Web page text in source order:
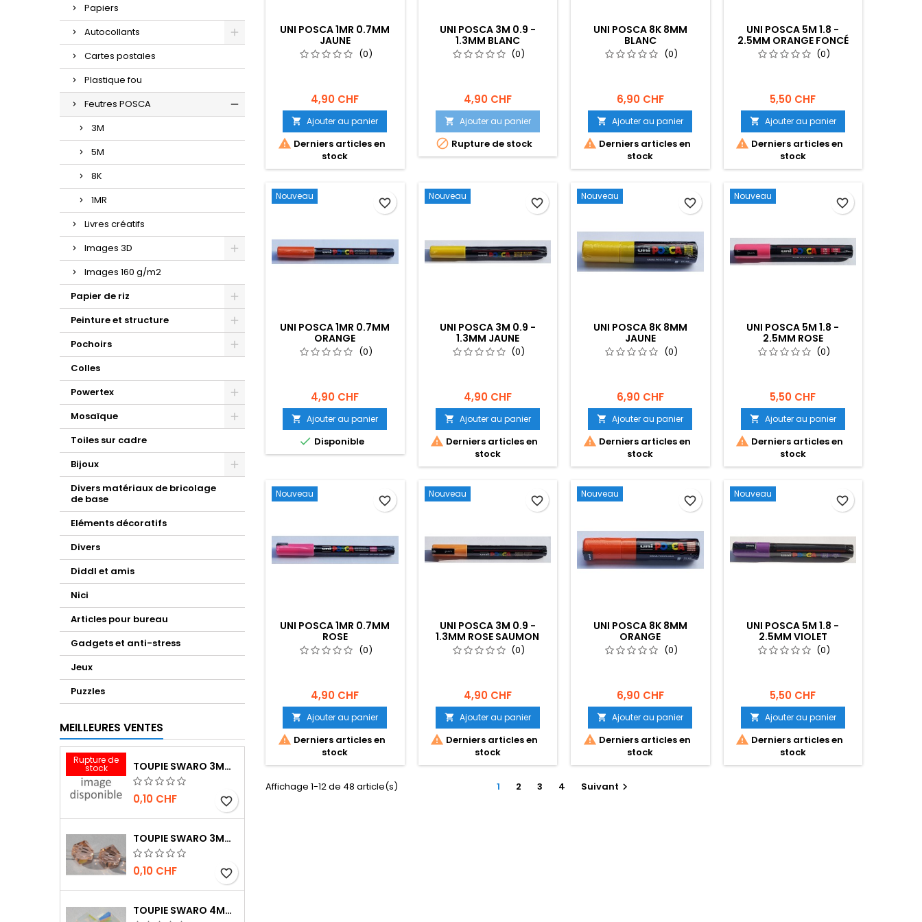
Papiers
Autocollants
Cartes postales
Plastique fou
Feutres POSCA
3M
5M
8K
1MR
Livres créatifs
Images 3D
Images 160 g/m2
Papier de riz
Peinture et structure
Pochoirs
Colles
Powertex
Mosaïque
Toiles sur cadre
Bijoux
Divers matériaux de bricolage
de base
Eléments décoratifs
Divers
Diddl et amis
Nici
Articles pour bureau
Gadgets et anti-stress
Jeux
Puzzles
MEILLEURES VENTES
Rupture de
stock TOUPIE SWARO 3MM INDIAN RED
0,10 CHF favorite_border
TOUPIE SWARO 3MM LIGHT PEACH
0,10 CHF favorite_border
TOUPIE SWARO 4MM WHITE OPAL AB
UNI POSCA 1MR 0.7MM
JAUNE
(0)
4,90 CHF
 Ajouter au panier
 Derniers articles en
stock
UNI POSCA 3M 0.9 -
1.3MM BLANC
(0)
4,90 CHF
 Ajouter au panier
 Rupture de stock
UNI POSCA 8K 8MM
BLANC
(0)
6,90 CHF
 Ajouter au panier
 Derniers articles en
stock
UNI POSCA 5M 1.8 -
2.5MM ORANGE FONCÉ
(0)
5,50 CHF
 Ajouter au panier
 Derniers articles en
stock
Nouveau
UNI POSCA 1MR 0.7MM
ORANGE
(0)
4,90 CHF
 Ajouter au panier
 Disponible
favorite_border
Nouveau
UNI POSCA 3M 0.9 -
1.3MM JAUNE
(0)
4,90 CHF
 Ajouter au panier
 Derniers articles en
stock
favorite_border
Nouveau
UNI POSCA 8K 8MM
JAUNE
(0)
6,90 CHF
 Ajouter au panier
 Derniers articles en
stock
favorite_border
Nouveau
UNI POSCA 5M 1.8 -
2.5MM ROSE
(0)
5,50 CHF
 Ajouter au panier
 Derniers articles en
stock
favorite_border
Nouveau
UNI POSCA 1MR 0.7MM
ROSE
(0)
4,90 CHF
 Ajouter au panier
 Derniers articles en
stock
favorite_border
Nouveau
UNI POSCA 3M 0.9 -
1.3MM ROSE SAUMON
(0)
4,90 CHF
 Ajouter au panier
 Derniers articles en
stock
favorite_border
Nouveau
UNI POSCA 8K 8MM
ORANGE
(0)
6,90 CHF
 Ajouter au panier
 Derniers articles en
stock
favorite_border
Nouveau
UNI POSCA 5M 1.8 -
2.5MM VIOLET
(0)
5,50 CHF
 Ajouter au panier
 Derniers articles en
stock
favorite_border
Affichage 1-12 de 48 article(s) 1 2 3 4 Suivant 